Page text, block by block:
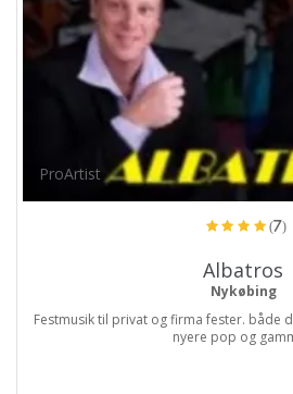
ProArtist
(7)
Albatros
Nykøbing
Festmusik til privat og firma fester. både
nyere pop og